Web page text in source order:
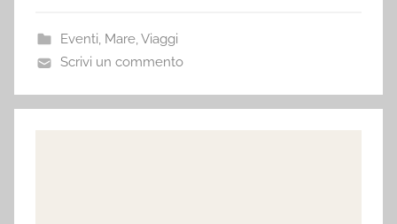
Eventi, Mare,Viaggi
Scrivi un commento